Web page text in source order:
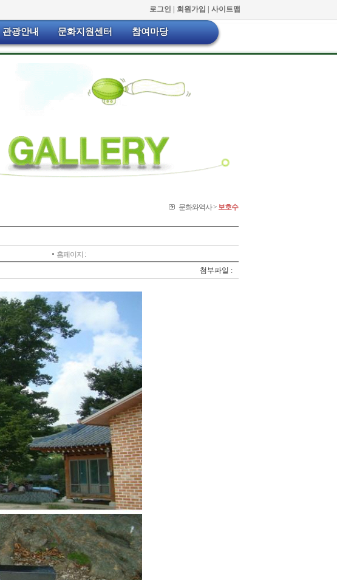
로그인 | 회원가입 | 사이트맵
관광안내 문화지원센터 참여마당
문화와역사 > 보호수
홈페이지 :
첨부파일 :